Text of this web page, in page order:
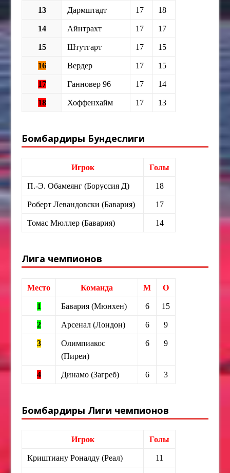
13 Дармштадт 17 18
14 Айнтрахт 17 17
15 Штутгарт 17 15
16 Вердер 17 15
17 Ганновер 96 17 14
18 Хоффенхайм 17 13
Бомбардиры Бундеслиги
Игрок Голы
П.-Э. Обамеянг (Боруссия Д) 18
Роберт Левандовски (Бавария) 17
Томас Мюллер (Бавария) 14
Лига чемпионов
Место Команда М О
1 Бавария (Мюнхен) 6 15
2 Арсенал (Лондон) 6 9
3
Олимпиакос
(Пиреи)
6 9
4 Динамо (Загреб) 6 3
Бомбардиры Лиги чемпионов
Игрок Голы
Криштиану Роналду (Реал) 11